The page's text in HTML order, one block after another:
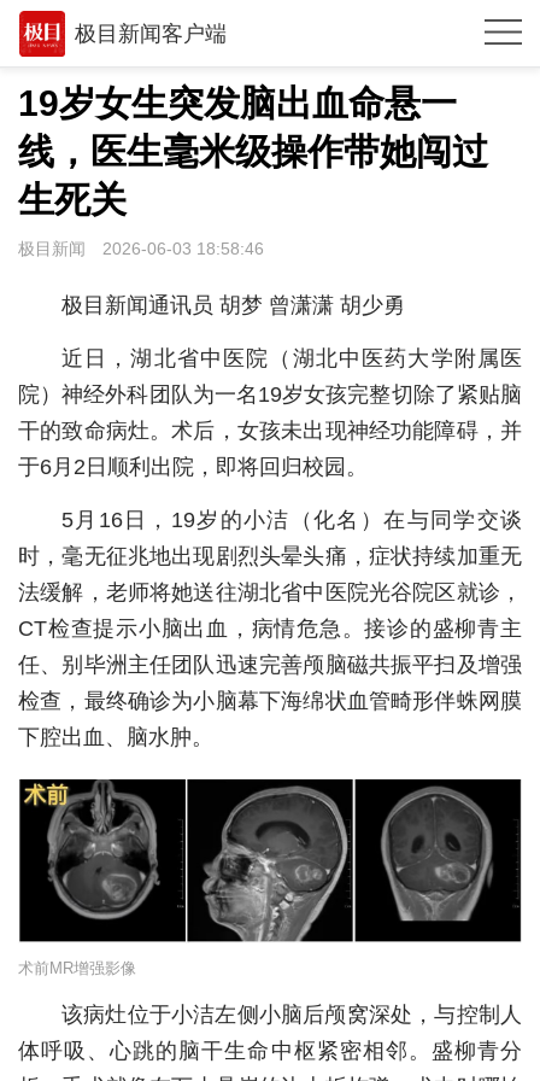
极目新闻客户端
推荐
观点
时政
湖北
环球
专题
极客圈
经济
城建
科教
健康
悠游
相亲
汽车
房产
创意
文化
19岁女生突发脑出血命悬一
线，医生毫米级操作带她闯过
生死关
极目新闻 2026-06-03 18:58:46
极目新闻通讯员 胡梦 曾潇潇 胡少勇
近日，湖北省中医院（湖北中医药大学附属医
院）神经外科团队为一名19岁女孩完整切除了紧贴脑
干的致命病灶。术后，女孩未出现神经功能障碍，并
于6月2日顺利出院，即将回归校园。
5月16日，19岁的小洁（化名）在与同学交谈
时，毫无征兆地出现剧烈头晕头痛，症状持续加重无
法缓解，老师将她送往湖北省中医院光谷院区就诊，
CT检查提示小脑出血，病情危急。接诊的盛柳青主
任、别毕洲主任团队迅速完善颅脑磁共振平扫及增强
检查，最终确诊为小脑幕下海绵状血管畸形伴蛛网膜
下腔出血、脑水肿。
术前MR增强影像
该病灶位于小洁左侧小脑后颅窝深处，与控制人
体呼吸、心跳的脑干生命中枢紧密相邻。盛柳青分